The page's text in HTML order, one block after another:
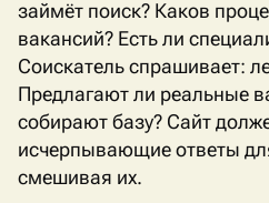
займёт поиск? Каков
вакансий? Есть ли
Соискатель спрашивает:
Предлагают ли реальные
собирают базу? Сайт
исчерпывающие ответы
смешивая их.